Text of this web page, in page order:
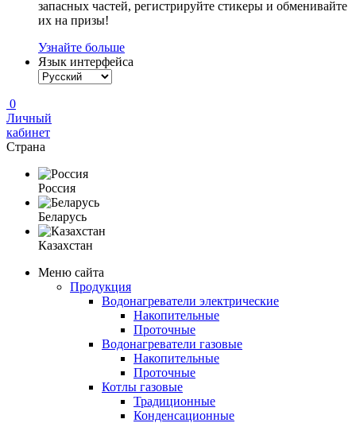
запасных частей, регистрируйте стикеры и обменивайте
их на призы!
Узнайте больше
Язык интерфейса
0
Личный
кабинет
Страна
Россия
Беларусь
Казахстан
Меню сайта
Продукция
Водонагреватели электрические
Накопительные
Проточные
Водонагреватели газовые
Накопительные
Проточные
Котлы газовые
Традиционные
Конденсационные